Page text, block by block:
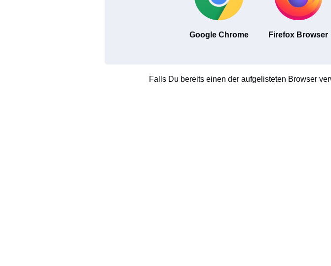
Google Chrome Firefox Browser
Falls Du bereits einen der aufgelisteten Browser